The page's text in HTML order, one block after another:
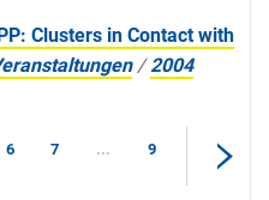
Clusters in Contact with
/2004
6 7 ... 9